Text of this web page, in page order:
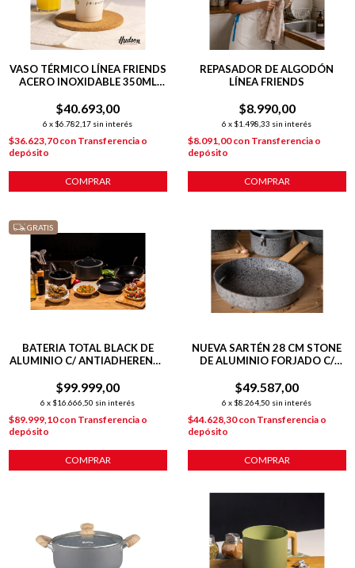
VASO TÉRMICO LÍNEA FRIENDS
ACERO INOXIDABLE 350ML
$40.693,00
6 x $6.782,17 sin interés
$36.623,70con Transferencia o
depósito
REPASADOR DE ALGODÓN
LÍNEA FRIENDS
$8.990,00
6 x $1.498,33 sin interés
$8.091,00con Transferencia o
depósito
GRATIS
BATERIA TOTAL BLACK DE
ALUMINIO C/ ANTIADHERENTE
$99.999,00
6 x $16.666,50 sin interés
$89.999,10con Transferencia o
depósito
COMPRAR
NUEVA SARTÉN 28 CM STONE
DE ALUMINIO FORJADO C/
INDUCCIÓN
$49.587,00
6 x $8.264,50 sin interés
$44.628,30con Transferencia o
depósito
COMPRAR